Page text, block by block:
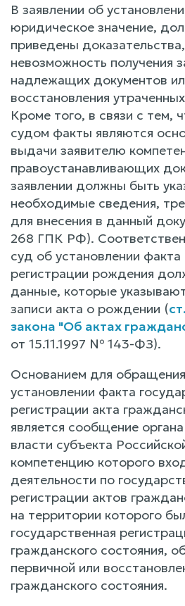
В заявлении об
юридическое значение,
приведены
невозможность получения
надлежащих документов
восстановления
Кроме того, в связи с тем,
судом факты являются
выдачи заявителю
правоустанавливающих
заявлении должны быть
необходимые сведения,
для внесения в данный
268 ГПК РФ).
суд об установлении факта
регистрации рождения
данные, которые
записи акта о рождении (
закона "Об актах
от 15.11.1997 № 143-ФЗ).
Основанием для
установлении факта
регистрации акта
является сообщение
власти субъекта
компетенцию которого
деятельности по
регистрации актов
на территории которого
государственная
гражданского состояния,
первичной или
гражданского состояния.